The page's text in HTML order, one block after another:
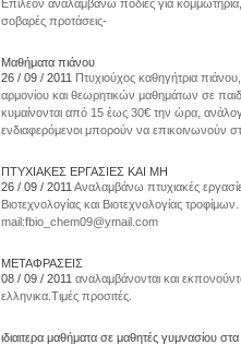
Επιλέον αναλαμβάνω ποδιές για
σοβαρές προτάσεις-
Μαθήματα πιάνου
26 / 09 / 2011 Πτυχιούχος καθηγήτρια
αρμονίου και θεωρητικών μαθημάτων σε
κυμαίνονται από 15 έως 30€ την ώρα,
ενδιαφερόμενοι μπορούν να επικοινωνούν
ΠΤΥΧΙΑΚΕΣ ΕΡΓΑΣΙΕΣ ΚΑΙ ΜΗ
26 / 09 / 2011 Αναλαμβάνω πτυχιακές
Βιοτεχνολογίας και Βιοτεχνολογίας
mail:fbio_chem09@ymail.com
ΜΕΤΑΦΡΑΣΕΙΣ
08 / 09 / 2011 αναλαμβάνονται και
ελληνικα.Τιμές προσιτές.
ιδιαιτερα μαθήματα σε μαθητές γυμνασίου